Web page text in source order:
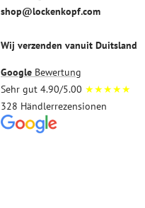
shop@lockenkopf.com
Wij verzenden vanuit Duitsland
Google Bewertung
Sehr gut 4.90/5.00 ★★★★★
328 Händlerrezensionen